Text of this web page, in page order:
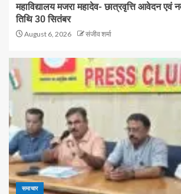
महाविद्यालय मजरा महादेव- छात्रवृत्ति आवेदन एवं
तिथि 30 सितंबर
August 6, 2026 संजीव शर्मा
समाचार